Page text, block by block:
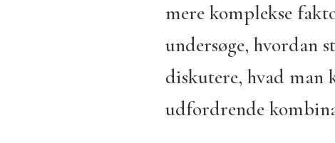
mere komplekse
undersøge, hvordan
diskutere, hvad man
udfordrende